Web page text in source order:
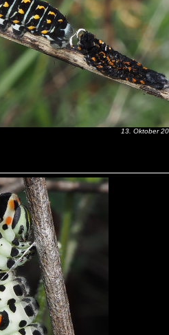
13. Oktober